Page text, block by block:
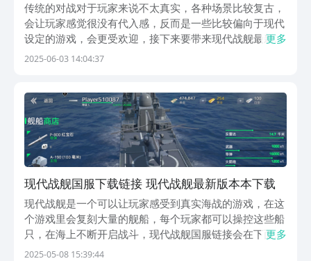
传统的对战对于玩家来说不太真实，各种场景比较复古，
会让玩家感觉很没有代入感，反而是一些比较偏向于现代
设定的游戏，会更受欢迎，接下来要带来现代战舰最新版
本，这就是一个能让玩家感受到现代风格对战的游戏，里
刺...
更多
2025-06-03 14:04:37
现代战舰国服下载链接 现代战舰最新版本本下载
现代战舰是一个可以让玩家感受到真实海战的游戏，在这
个游戏里会复刻大量的舰船，每个玩家都可以操控这些船
只，在海上不断开启战斗，现代战舰国服链接会在下面分
享出来，有需要的玩家可以加入到这场激烈的海上对战
更多
2025-05-08 15:39:44